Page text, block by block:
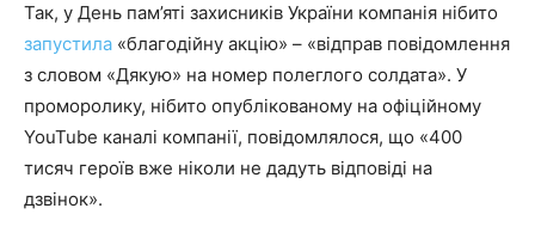
Так, у День пам’яті захисників України компанія нібито
запустила «благодійну акцію» – «відправ повідомлення
з словом «Дякую» на номер полеглого солдата». У
проморолику, нібито опублікованому на офіційному
YouTube каналі компанії, повідомлялося, що «400
тисяч героїв вже ніколи не дадуть відповіді на
дзвінок».